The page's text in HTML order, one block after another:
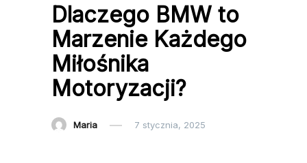
Dlaczego BMW to
Marzenie Każdego
Miłośnika
Motoryzacji?
Maria 7 stycznia, 2025